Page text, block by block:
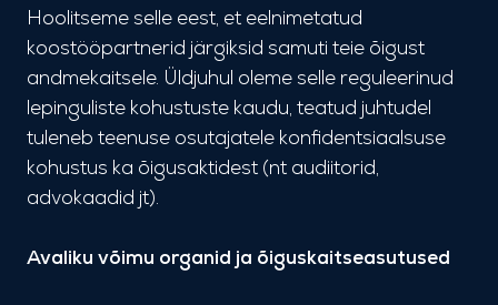
Hoolitseme selle eest, et eelnimetatud
koostööpartnerid järgiksid samuti teie õigust
andmekaitsele. Üldjuhul oleme selle reguleerinud
lepinguliste kohustuste kaudu, teatud juhtudel
tuleneb teenuse osutajatele konfidentsiaalsuse
kohustus ka õigusaktidest (nt audiitorid,
advokaadid jt).
Avaliku võimu organid ja õiguskaitseasutused